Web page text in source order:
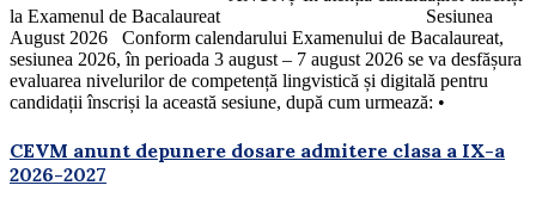
la Examenul de Bacalaureat Sesiunea
August 2026 Conform calendarului Examenului de Bacalaureat,
sesiunea 2026, în perioada 3 august – 7 august 2026 se va desfășura
evaluarea nivelurilor de competență lingvistică și digitală pentru
candidații înscriși la această sesiune, după cum urmează: •
CEVM anunt depunere dosare admitere clasa a IX-a
2026-2027